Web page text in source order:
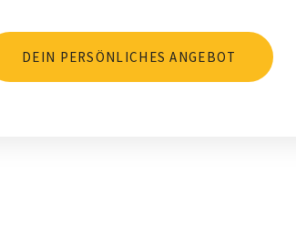
DEIN PERSÖNLICHES ANGEBOT